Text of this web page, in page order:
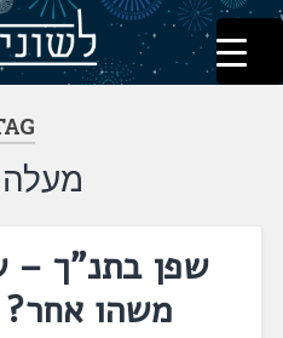
דלג
לתוכן
לשוניאדה
עברית. לשון. שפה
שפן בתנ"ך –
משהו